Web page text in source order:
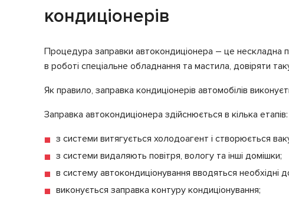
кондиціонерів
Процедура заправки автокондиціонера – це нескладна
в роботі спеціальне обладнання та мастила, довіряти
Як правило, заправка кондиціонерів автомобілів
Заправка автокондиціонера здійснюється в кілька етапів:
з системи витягується холодоагент і створюється
з системи видаляють повітря, вологу та інші домішки;
в систему автокондиціонування вводяться необхідні
виконується заправка контуру кондиціонування;